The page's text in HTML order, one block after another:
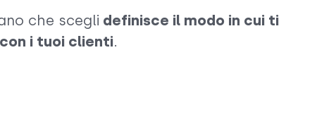
che scegli definisce il modo in cui ti
i tuoi clienti.